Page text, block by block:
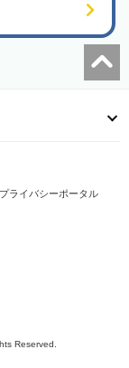
プライバシーポータル
Reserved.